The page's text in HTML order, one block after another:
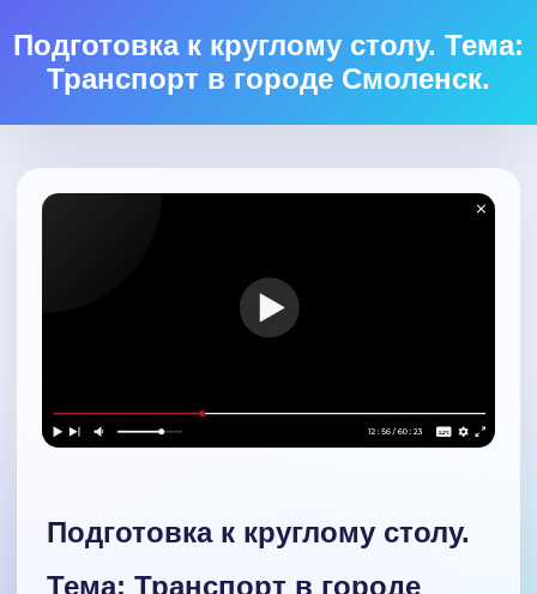
Подготовка к круглому столу. Тема:
Транспорт в городе Смоленск.
Подготовка к круглому столу.
Тема: Транспорт в городе